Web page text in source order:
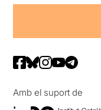
Amb el suport de